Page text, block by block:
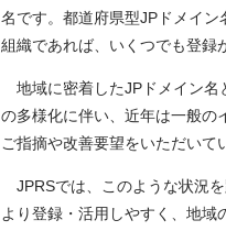
名です。都道府県型JPドメイ
組織であれば、いくつでも登録
地域に密着したJPドメイン名
の多様化に伴い、近年は一般の
ご指摘や改善要望をいただいて
JPRSでは、このような状況
より登録・活用しやすく、地